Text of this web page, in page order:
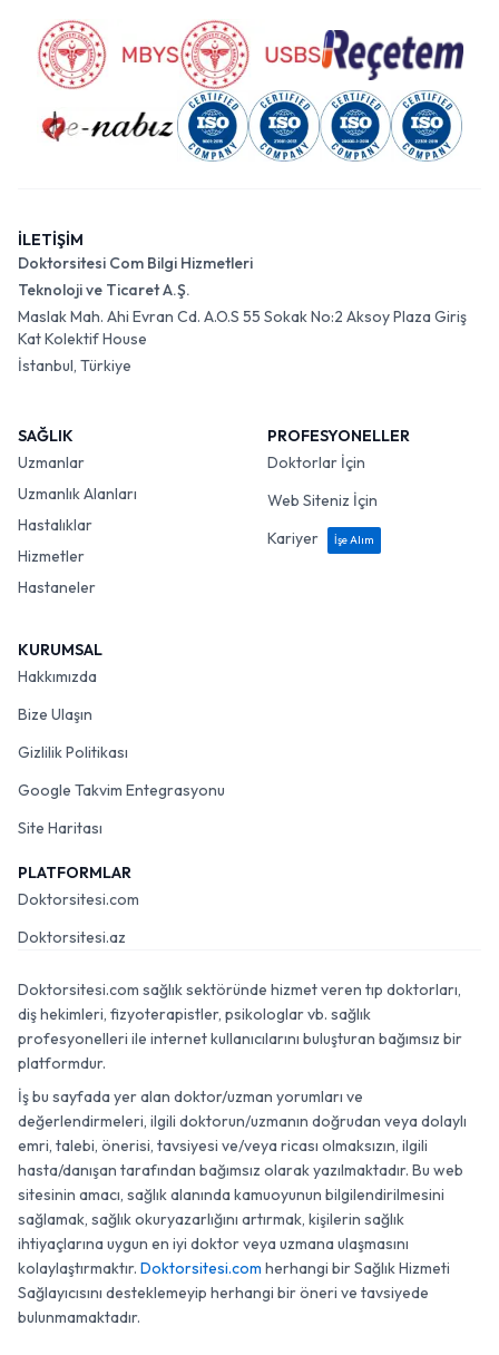
İLETİŞİM
Doktorsitesi Com Bilgi Hizmetleri
Teknoloji ve Ticaret A.Ş.
Maslak Mah. Ahi Evran Cd. A.O.S 55 Sokak No:2 Aksoy Plaza Giriş
Kat Kolektif House
İstanbul, Türkiye
SAĞLIK
Uzmanlar
Uzmanlık Alanları
Hastalıklar
Hizmetler
Hastaneler
PROFESYONELLER
Doktorlar İçin
Web Siteniz İçin
Kariyer
İşe Alım
KURUMSAL
Hakkımızda
Bize Ulaşın
Gizlilik Politikası
Google Takvim Entegrasyonu
Site Haritası
PLATFORMLAR
Doktorsitesi.com
Doktorsitesi.az
Doktorsitesi.com sağlık sektöründe hizmet veren tıp doktorları,
diş hekimleri, fizyoterapistler, psikologlar vb. sağlık
profesyonelleri ile internet kullanıcılarını buluşturan bağımsız bir
platformdur.
İş bu sayfada yer alan doktor/uzman yorumları ve
değerlendirmeleri, ilgili doktorun/uzmanın doğrudan veya dolaylı
emri, talebi, önerisi, tavsiyesi ve/veya ricası olmaksızın, ilgili
hasta/danışan tarafından bağımsız olarak yazılmaktadır. Bu web
sitesinin amacı, sağlık alanında kamuoyunun bilgilendirilmesini
sağlamak, sağlık okuryazarlığını artırmak, kişilerin sağlık
ihtiyaçlarına uygun en iyi doktor veya uzmana ulaşmasını
kolaylaştırmaktır. Doktorsitesi.com herhangi bir Sağlık Hizmeti
Sağlayıcısını desteklemeyip herhangi bir öneri ve tavsiyede
bulunmamaktadır.